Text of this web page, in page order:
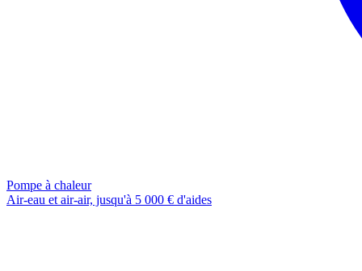
Pompe à chaleur
Air-eau et air-air, jusqu'à 5 000 € d'aides